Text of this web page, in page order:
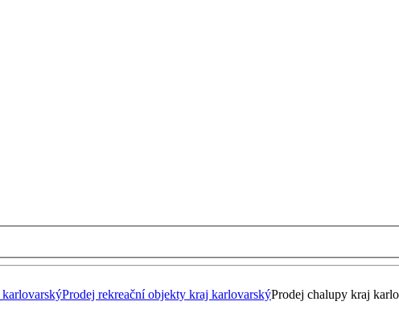
Prodej rekreační objekty kraj karlovarskýProdej chalupy kraj